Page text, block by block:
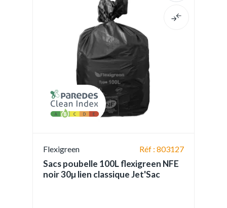
Flexigreen Réf : 803127
Sacs poubelle 100L flexigreen NFE
noir 30µ lien classique Jet'Sac